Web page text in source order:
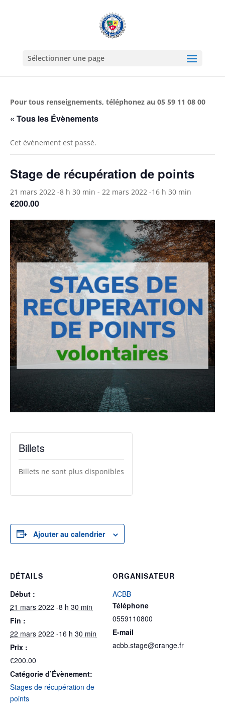
Sélectionner une page
Pour tous renseignements, téléphonez au 05 59 11 08 00
« Tous les Évènements
Cet évènement est passé.
Stage de récupération de points
21 mars 2022 -8 h 30 min - 22 mars 2022 -16 h 30 min
€200.00
Billets
Billets ne sont plus disponibles
Ajouter au calendrier
DÉTAILS
Début :
21 mars 2022 -8 h 30 min
Fin :
22 mars 2022 -16 h 30 min
Prix :
€200.00
Catégorie d’Évènement:
Stages de récupération de
points
ORGANISATEUR
ACBB
Téléphone
0559110800
E-mail
acbb.stage@orange.fr